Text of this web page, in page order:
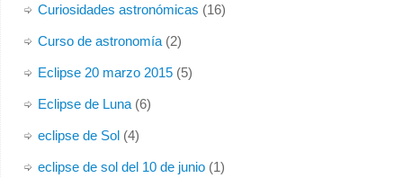
Curiosidades astronómicas (16)
Curso de astronomía(2)
Eclipse 20 marzo 2015(5)
Eclipse de Luna(6)
eclipse de Sol(4)
eclipse de sol del 10 de junio(1)